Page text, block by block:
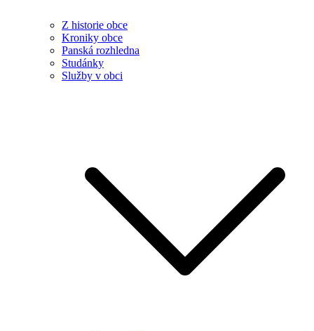
Z historie obce
Kroniky obce
Panská rozhledna
Studánky
Služby v obci